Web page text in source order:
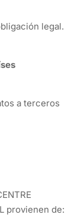
legal.
a terceros
provienen de: